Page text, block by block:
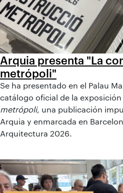
Arquia presenta "La
metrópoli"
Se ha presentado en el Palau
catálogo oficial de la exposición
metrópoli, una publicación
Arquia y enmarcada en
Arquitectura 2026.